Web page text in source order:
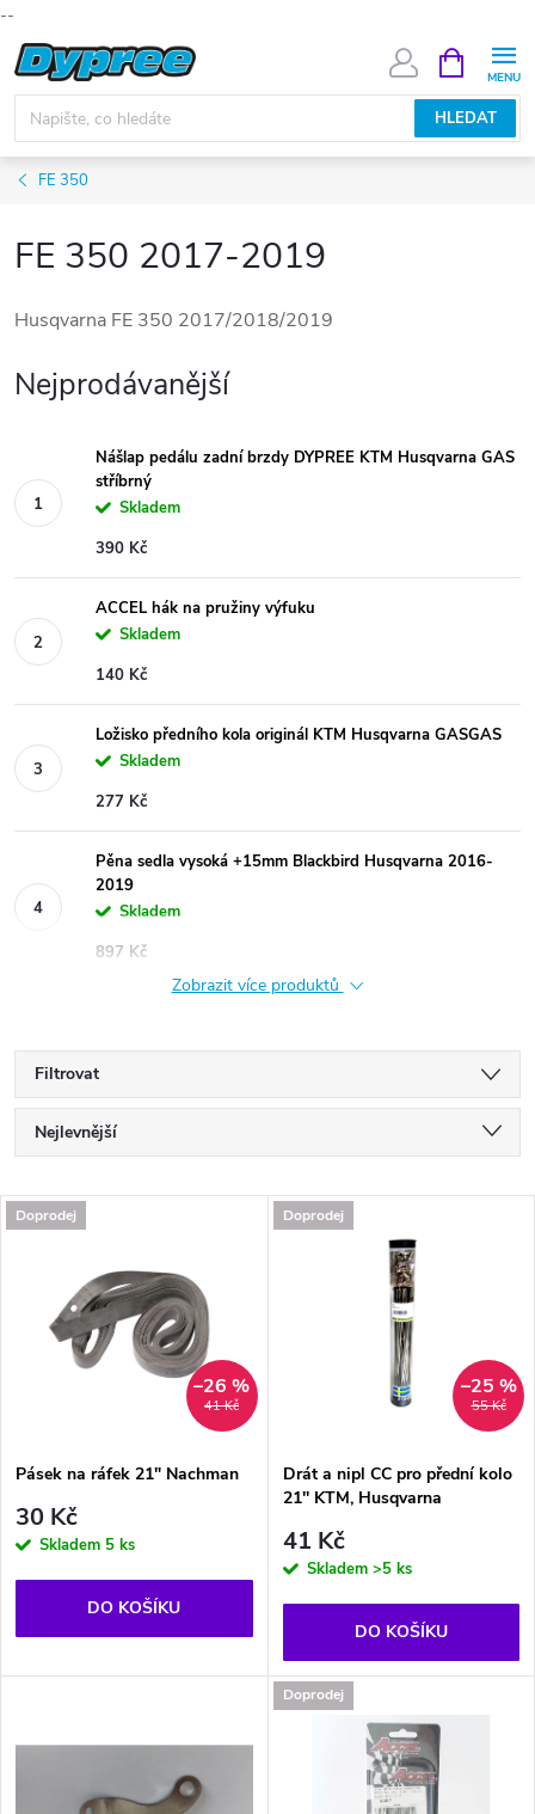
--
Přejít
na
obsah
HLEDAT
NÁKUPNÍ
KOŠÍK
FE 350
FE 350 2017-2019
Husqvarna FE 350 2017/2018/2019
Nejprodávanější
Nášlap pedálu zadní brzdy DYPREE KTM Husqvarna GAS
stříbrný
Skladem
390 Kč
ACCEL hák na pružiny výfuku
Skladem
140 Kč
Ložisko předního kola originál KTM Husqvarna GASGAS
Skladem
277 Kč
Pěna sedla vysoká +15mm Blackbird Husqvarna 2016-
2019
Skladem
897 Kč
Zobrazit více produktů
Filtrovat
Ř
a
p
r
d
u
Nejlevnější
Nejprodávanější
Abecedně
V
s
p
r
o
u
Doprodej
41 Kč
–26 %
Pásek na ráfek 21" Nachman
30 Kč
Skladem 5 ks
DO KOŠÍKU
Doprodej
55 Kč
–25 %
Drát a nipl CC pro přední kolo
21'' KTM, Husqvarna
41 Kč
Skladem >5 ks
DO KOŠÍKU
Doprodej